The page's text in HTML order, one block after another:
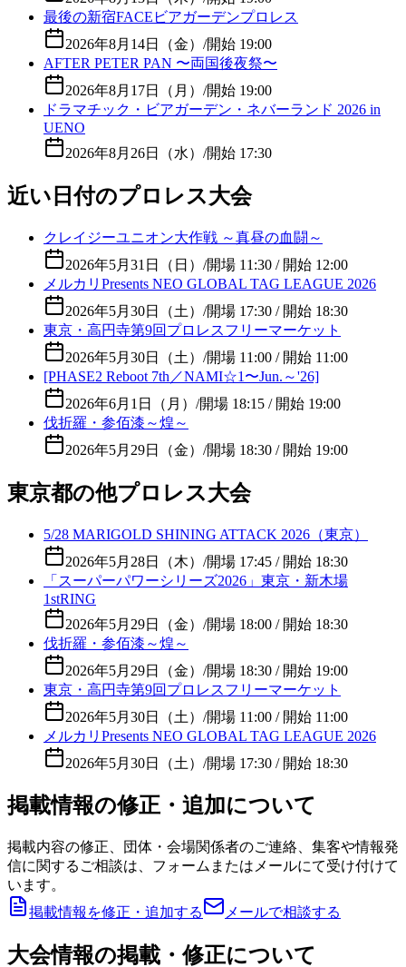
最後の新宿FACEビアガーデンプロレス
2026年8月14日（金） /開始 19:00
AFTER PETER PAN 〜両国後夜祭〜
2026年8月17日（月） /開始 19:00
ドラマチック・ビアガーデン・ネバーランド 2026 in
UENO
2026年8月26日（水） /開始 17:30
近い日付のプロレス大会
クレイジーユニオン大作戦 ～真昼の血闘～
2026年5月31日（日） /開場 11:30 / 開始 12:00
メルカリPresents NEO GLOBAL TAG LEAGUE 2026
2026年5月30日（土） /開場 17:30 / 開始 18:30
東京・高円寺第9回プロレスフリーマーケット
2026年5月30日（土） /開場 11:00 / 開始 11:00
[PHASE2 Reboot 7th／NAMI☆1〜Jun.～'26]
2026年6月1日（月） /開場 18:15 / 開始 19:00
伐折羅・参佰漆～煌～
2026年5月29日（金） /開場 18:30 / 開始 19:00
東京都の他プロレス大会
5/28 MARIGOLD SHINING ATTACK 2026（東京）
2026年5月28日（木） /開場 17:45 / 開始 18:30
「スーパーパワーシリーズ2026」東京・新木場
1stRING
2026年5月29日（金） /開場 18:00 / 開始 18:30
伐折羅・参佰漆～煌～
2026年5月29日（金） /開場 18:30 / 開始 19:00
東京・高円寺第9回プロレスフリーマーケット
2026年5月30日（土） /開場 11:00 / 開始 11:00
メルカリPresents NEO GLOBAL TAG LEAGUE 2026
2026年5月30日（土） /開場 17:30 / 開始 18:30
掲載情報の修正・追加について
掲載内容の修正、団体・会場関係者のご連絡、集客や情報発
信に関するご相談は、フォームまたはメールにて受け付けて
います。
掲載情報を修正・追加する
メールで相談する
大会情報の掲載・修正について